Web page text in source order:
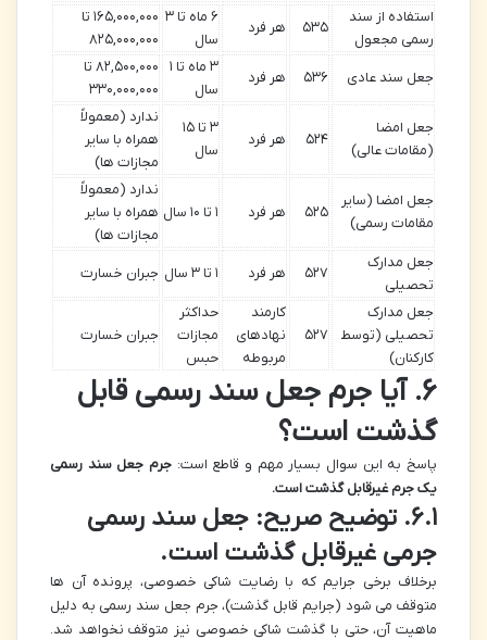
استفاده از سند
رسمی مجعول
۵۳۵ هر فرد
۶ ماه تا ۳
سال
۱۶۵,۰۰۰,۰۰۰ تا
۸۲۵,۰۰۰,۰۰۰
جعل سند عادی ۵۳۶ هر فرد
۳ ماه تا ۱
سال
۸۲,۵۰۰,۰۰۰ تا
۳۳۰,۰۰۰,۰۰۰
جعل امضا
(مقامات عالی)
۵۲۴ هر فرد
۳ تا ۱۵
سال
ندارد (معمولاً
همراه با سایر
مجازات ها)
جعل امضا (سایر
مقامات رسمی)
۵۲۵ هر فرد ۱ تا ۱۰ سال
ندارد (معمولاً
همراه با سایر
مجازات ها)
جعل مدارک
تحصیلی
۵۲۷ هر فرد ۱ تا ۳ سال جبران خسارت
جعل مدارک
تحصیلی (توسط
کارکنان)
۵۲۷
کارمند
نهادهای
مربوطه
حداکثر
مجازات
حبس
جبران خسارت
۶. آیا جرم جعل سند رسمی قابل
گذشت است؟
پاسخ به این سوال بسیار مهم و قاطع است: جرم جعل سند رسمی
یک جرم غیرقابل گذشت است.
۶.۱. توضیح صریح: جعل سند رسمی
جرمی غیرقابل گذشت است.
برخلاف برخی جرایم که با رضایت شاکی خصوصی، پرونده آن ها
متوقف می شود (جرایم قابل گذشت)، جرم جعل سند رسمی به دلیل
ماهیت آن، حتی با گذشت شاکی خصوصی نیز متوقف نخواهد شد.